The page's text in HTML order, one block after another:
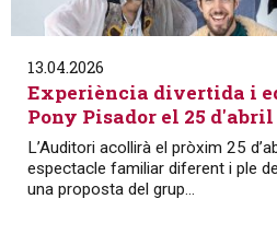
13.04.2026
Experiència divertida i
Pony Pisador el 25 d'abril
L’Auditori acollirà el pròxim 25
espectacle familiar diferent i ple
una proposta del grup...